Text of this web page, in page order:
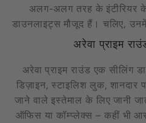
अलग-अलग तरह के इंटीरियर
डाउनलाइट्स मौजूद हैं। चलिए,
अरेवा प्राइम
अरेवा प्राइम राउंड एक सीलिंग
डिज़ाइन, स्टाइलिश लुक, शानदार
जाने वाले इस्तेमाल के लिए जानी
ऑफिस या कॉम्प्लेक्स – कहीं भी